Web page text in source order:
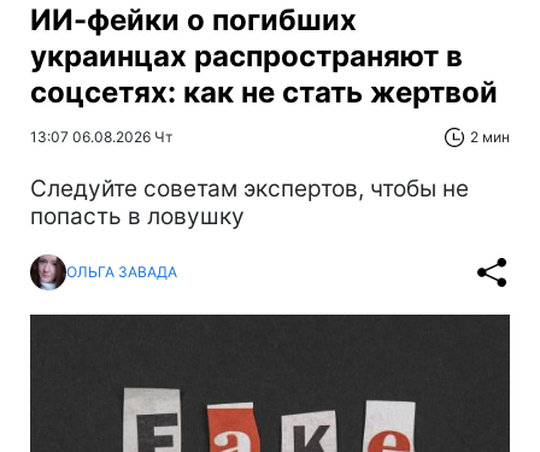
ИИ-фейки о погибших
украинцах распространяют в
соцсетях: как не стать жертвой
13:07 06.08.2026 Чт 2 мин
Следуйте советам экспертов, чтобы не
попасть в ловушку
ОЛЬГА ЗАВАДА